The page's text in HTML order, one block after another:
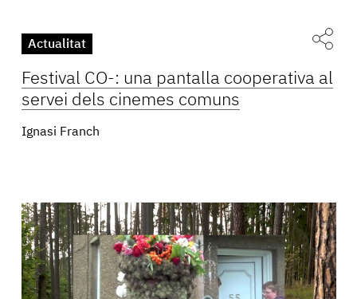
Actualitat
Festival CO-: una pantalla cooperativa al
servei dels cinemes comuns
Ignasi Franch